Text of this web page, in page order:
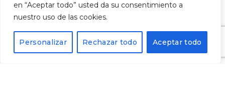
en “Aceptar todo” usted da su consentimiento a
nuestro uso de las cookies.
Personalizar Rechazar todo Aceptar todo